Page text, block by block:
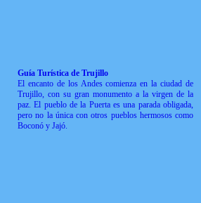
Guía Turística de Trujillo
El encanto de los Andes comienza en la ciudad de
Trujillo, con su gran monumento a la virgen de la
paz. El pueblo de la Puerta es una parada obligada,
pero no la única con otros pueblos hermosos como
Boconó y Jajó.